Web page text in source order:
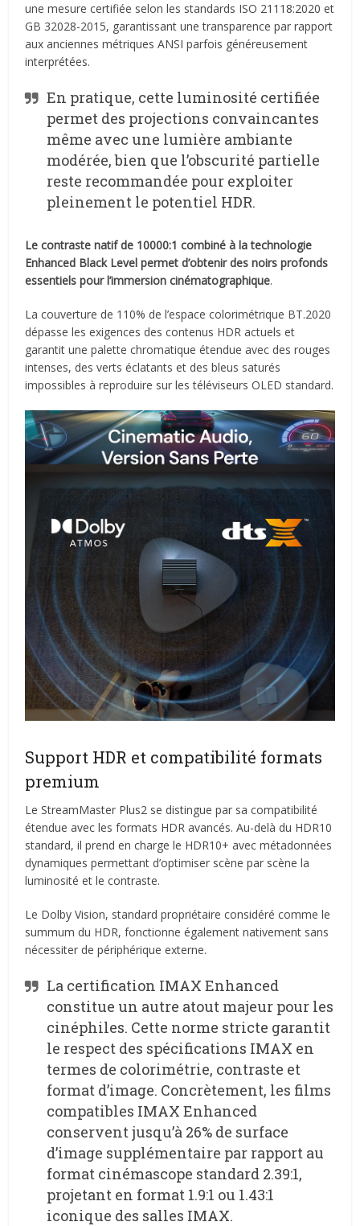
une mesure certifiée selon les standards ISO 21118:2020 et
GB 32028-2015, garantissant une transparence par rapport
aux anciennes métriques ANSI parfois généreusement
interprétées.
En pratique, cette luminosité certifiée
permet des projections convaincantes
même avec une lumière ambiante
modérée, bien que l’obscurité partielle
reste recommandée pour exploiter
pleinement le potentiel HDR.
Le contraste natif de 10000:1 combiné à la technologie
Enhanced Black Level permet d’obtenir des noirs profonds
essentiels pour l’immersion cinématographique.
La couverture de 110% de l’espace colorimétrique BT.2020
dépasse les exigences des contenus HDR actuels et
garantit une palette chromatique étendue avec des rouges
intenses, des verts éclatants et des bleus saturés
impossibles à reproduire sur les téléviseurs OLED standard.
Support HDR et compatibilité formats
premium
Le StreamMaster Plus2 se distingue par sa compatibilité
étendue avec les formats HDR avancés. Au-delà du HDR10
standard, il prend en charge le HDR10+ avec métadonnées
dynamiques permettant d’optimiser scène par scène la
luminosité et le contraste.
Le Dolby Vision, standard propriétaire considéré comme le
summum du HDR, fonctionne également nativement sans
nécessiter de périphérique externe.
La certification IMAX Enhanced
constitue un autre atout majeur pour les
cinéphiles. Cette norme stricte garantit
le respect des spécifications IMAX en
termes de colorimétrie, contraste et
format d’image. Concrètement, les films
compatibles IMAX Enhanced
conservent jusqu’à 26% de surface
d’image supplémentaire par rapport au
format cinémascope standard 2.39:1,
projetant en format 1.9:1 ou 1.43:1
iconique des salles IMAX.